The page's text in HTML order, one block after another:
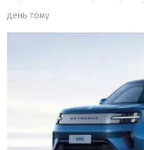
день тому